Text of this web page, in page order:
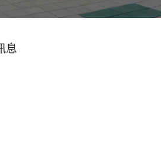
來源
來源
象的中廊
象的中廊
息